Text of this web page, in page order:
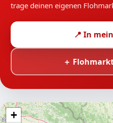
trage deinen eigenen
📍 In
＋
+